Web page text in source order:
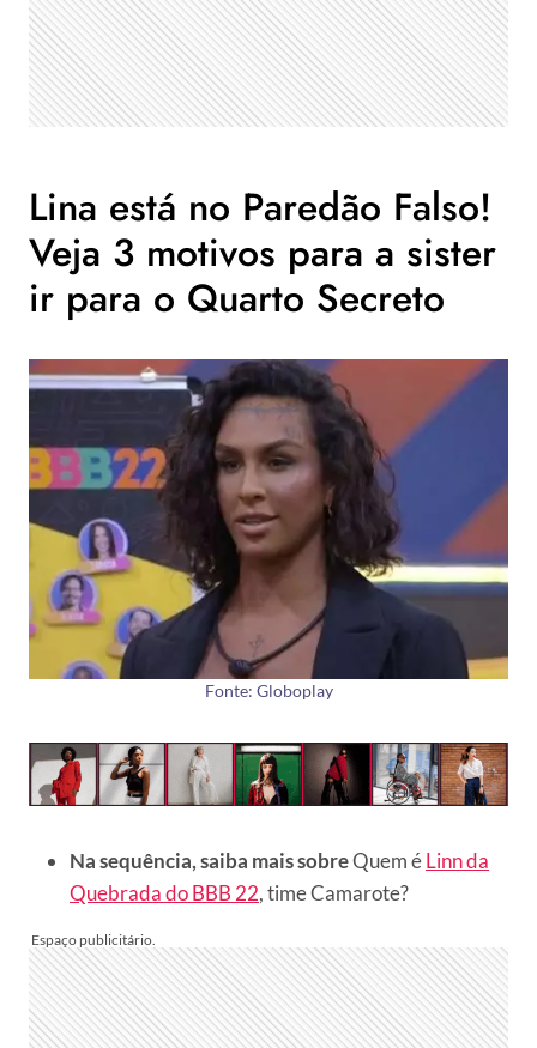
Lina está no Paredão Falso!
Veja 3 motivos para a sister
ir para o Quarto Secreto
Fonte: Globoplay
Na sequência, saiba mais sobreQuem éLinn da
Quebrada do BBB 22, time Camarote?